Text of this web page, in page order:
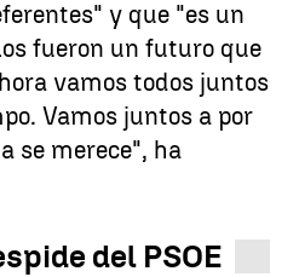
y que "es un
fueron un futuro que
vamos todos juntos
Vamos juntos a por
se merece", ha
del PSOE